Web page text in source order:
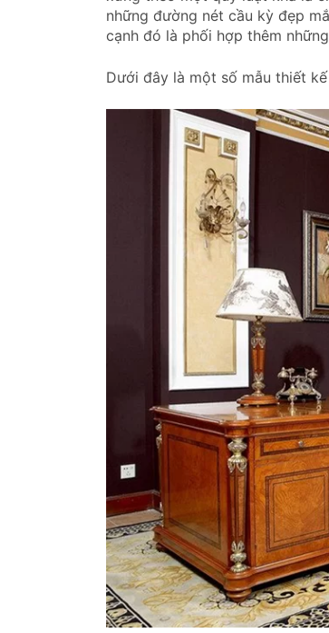
những đường nét cầu kỳ đẹp
cạnh đó là phối hợp thêm
Dưới đây là một số mẫu thiết